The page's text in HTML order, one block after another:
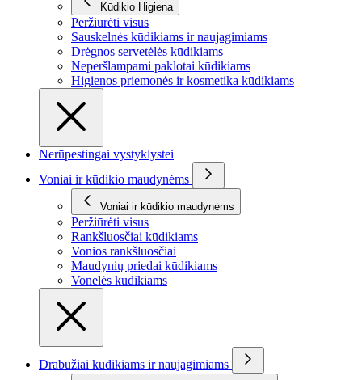
Kūdikio Higiena
Peržiūrėti visus
Sauskelnės kūdikiams ir naujagimiams
Drėgnos servetėlės kūdikiams
Neperšlampami paklotai kūdikiams
Higienos priemonės ir kosmetika kūdikiams
Nerūpestingai vystyklystei
Voniai ir kūdikio maudynėms
Voniai ir kūdikio maudynėms
Peržiūrėti visus
Rankšluosčiai kūdikiams
Vonios rankšluosčiai
Maudynių priedai kūdikiams
Vonelės kūdikiams
Drabužiai kūdikiams ir naujagimiams